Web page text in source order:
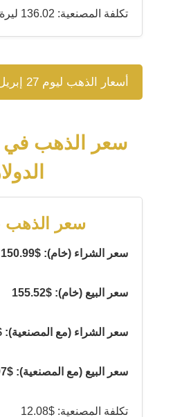
تكلفة المصنعية: 136.02 ليرة تركية
أسعار الذهب ليوم 27 إبريل 2026
سعر الذهب في
سعر الذهب
سعر الشراء (خام): $150.99
سعر البيع (خام): $155.52
سعر الشراء (مع المصنعية):
سعر البيع (مع المصنعية): $167.97
تكلفة المصنعية: $12.08